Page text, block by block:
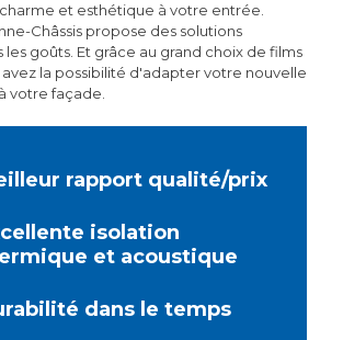
et esthétique à votre entrée.
Châssis propose des solutions
les goûts. Et grâce au grand choix de films
avez la possibilité d'adapter votre nouvelle
votre façade.
rapport qualité/prix
isolation
et acoustique
dans le temps